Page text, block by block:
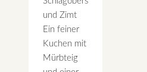
und Zimt
Ein feiner
Kuchen mit
Mürbteig